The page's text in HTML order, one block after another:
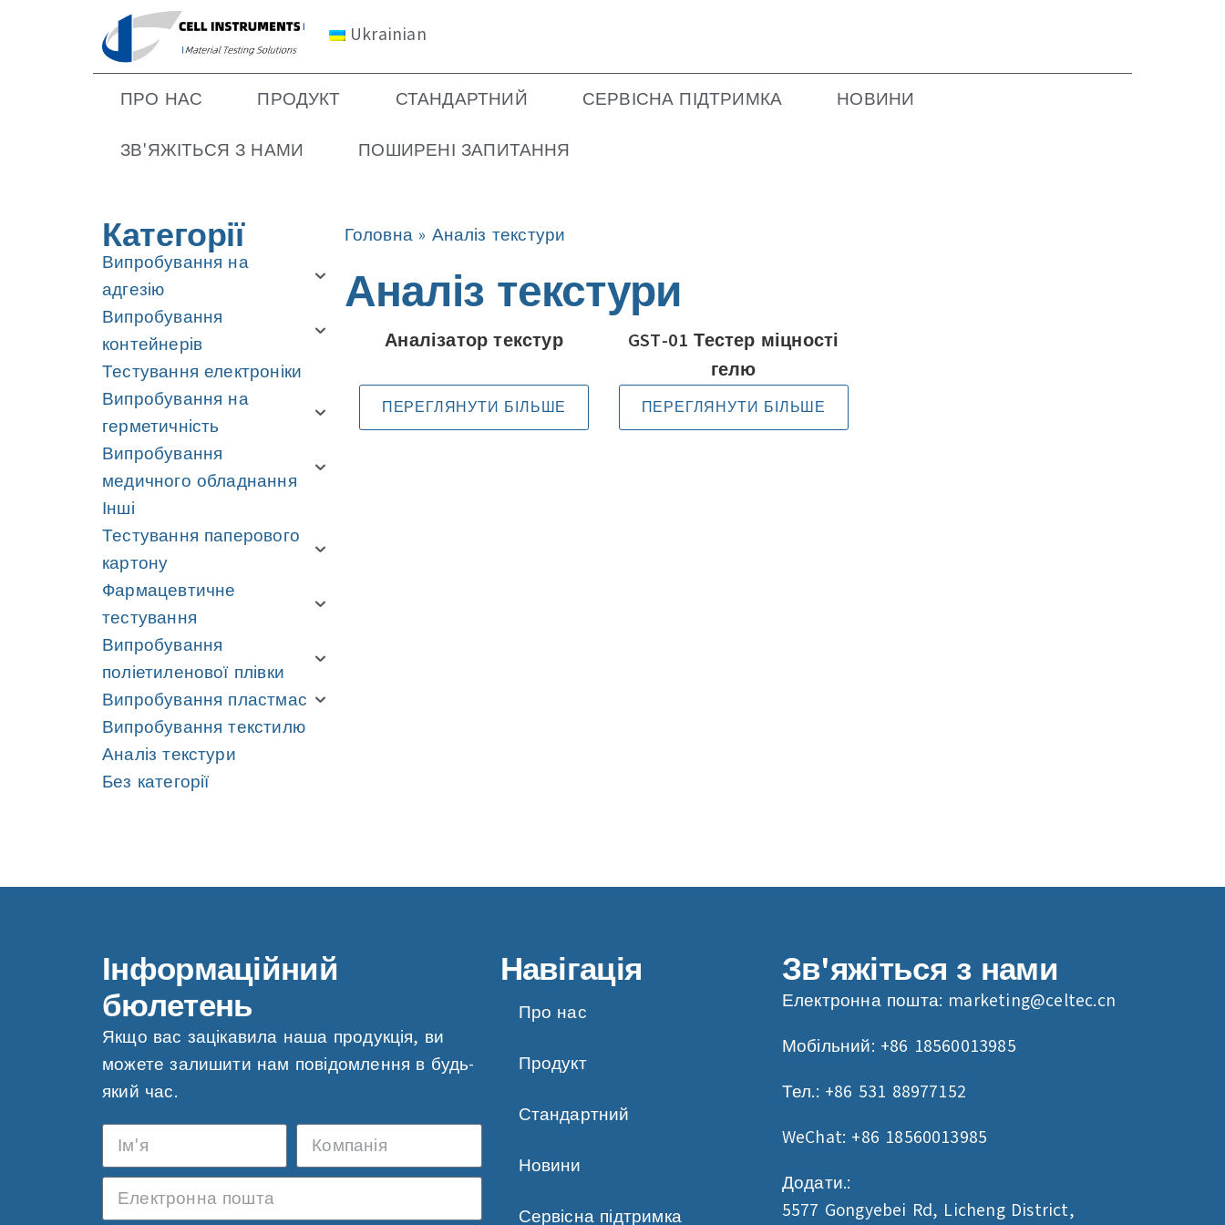
Ukrainian
ПРО НАС ПРОДУКТ СТАНДАРТНИЙ СЕРВІСНА ПІДТРИМКА НОВИНИ
ЗВ'ЯЖІТЬСЯ З НАМИ ПОШИРЕНІ ЗАПИТАННЯ
Категорії
Випробування на
адгезію
Випробування
контейнерів
Тестування електроніки
Випробування на
герметичність
Випробування
медичного обладнання
Інші
Тестування паперового
картону
Фармацевтичне
тестування
Випробування
поліетиленової плівки
Випробування пластмас
Випробування текстилю
Аналіз текстури
Без категорії
Головна» Аналіз текстури
Аналіз текстури
Аналізатор текстур
ПЕРЕГЛЯНУТИ БІЛЬШЕ
GST-01 Тестер міцності
гелю
ПЕРЕГЛЯНУТИ БІЛЬШЕ
Інформаційний
бюлетень
Якщо вас зацікавила наша продукція, ви
можете залишити нам повідомлення в будь-
який час.
Навігація
Про нас
Продукт
Стандартний
Новини
Сервісна підтримка
Зв'яжіться з нами
Електронна пошта: marketing@celtec.cn
Мобільний: +86 18560013985
Тел.: +86 531 88977152
WeChat: +86 18560013985
Додати.:
5577 Gongyebei Rd, Licheng District,